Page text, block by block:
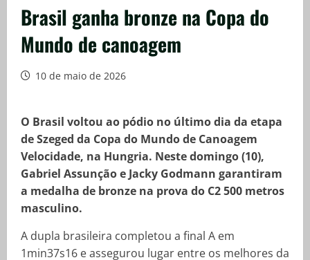
Brasil ganha bronze na Copa do
Mundo de canoagem
10 de maio de 2026
O Brasil voltou ao pódio no último dia da etapa
de Szeged da Copa do Mundo de Canoagem
Velocidade, na Hungria. Neste domingo (10),
Gabriel Assunção e Jacky Godmann garantiram
a medalha de bronze na prova do C2 500 metros
masculino.
A dupla brasileira completou a final A em
1min37s16 e assegurou lugar entre os melhores da